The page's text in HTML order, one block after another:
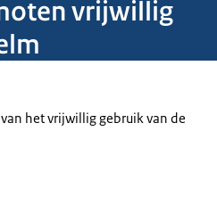
vrijwillig
het vrijwillig gebruik van de